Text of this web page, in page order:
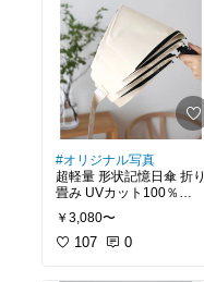
#オリジナル写真
超軽量 形状記憶日傘 折り
畳み UVカット100％
毎回、畳むのに手間取っ
ていた日傘問題これで解
￥3,080〜
107 0